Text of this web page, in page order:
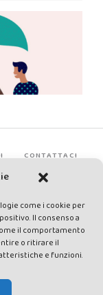
come i cookie per
Il consenso a
il comportamento
o ritirare il
e funzioni.
CONTATTACI
di Siena con